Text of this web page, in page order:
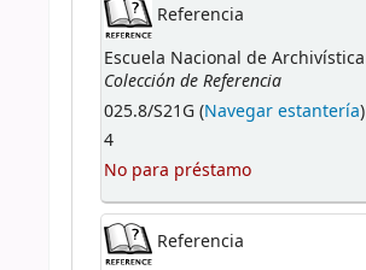
Referencia
Escuela Nacional de Archivística
Colección de Referencia
025.8/S21G (Navegar estantería)
4
No para préstamo
Referencia